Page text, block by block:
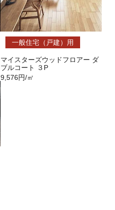
一般住宅（戸建）用
マイスターズウッドフロアー ダ
ブルコート ３P
9,576円/㎡